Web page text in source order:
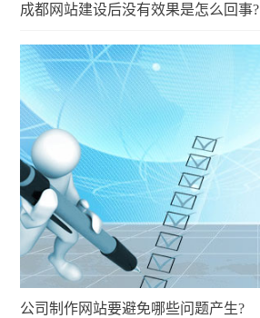
成都网站建设后没有效果是怎么回事?
公司制作网站要避免哪些问题产生?